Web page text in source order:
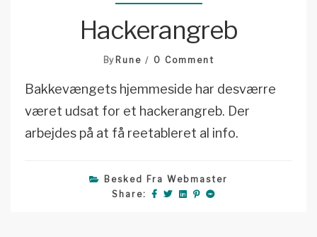
Hackerangreb
By Rune 0 Comment
Bakkevængets hjemmeside har desværre
været udsat for et hackerangreb. Der
arbejdes på at få reetableret al info.
Besked Fra Webmaster
Share: